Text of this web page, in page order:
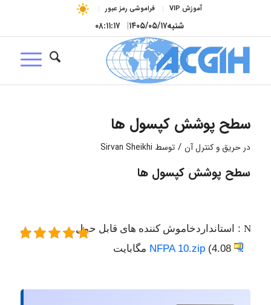
آموزش VIP فراموشی رمز عبور
شنبه۱۴۰۵/۰۵/۱۷| ۰۸:۱۱:۱۸
سطح پوشش کپسول ها
در حریق و کنترل آن / توسط Sirvan Sheikhi
سطح پوشش کپسول ها
NFPA
:
استانداردخاموش کننده های قابل حمل
NFPA 10.zip (4.08 مگابایت